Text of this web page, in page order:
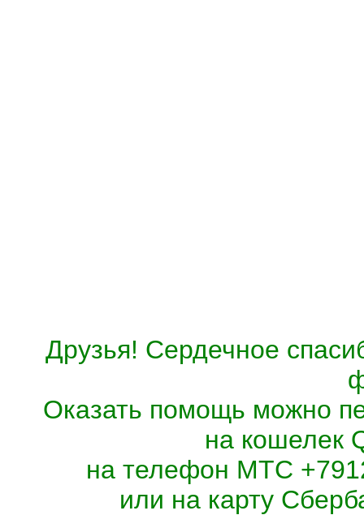
Друзья! Сердечное
Оказать помощь можно
на кошелек
на телефон МТС
или на карту